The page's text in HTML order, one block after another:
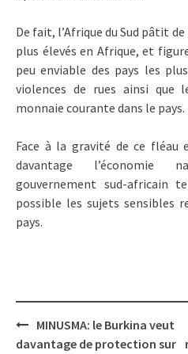
De fait, l’Afrique du Sud pâtit
plus élevés en Afrique, et
peu enviable des pays les
violences de rues ainsi que
monnaie courante dans le pays.
Face à la gravité de ce fléau
davantage l’économie
gouvernement sud-africain
possible les sujets sensibles
pays.
Post
navigation
MINUSMA: le Burkina veut
davantage de protection sur